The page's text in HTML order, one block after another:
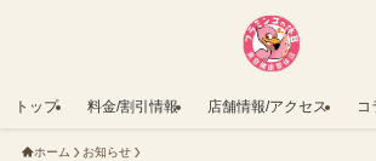
トップ 料金/割引情報 店舗情報/アクセス コ
ホーム お知らせ